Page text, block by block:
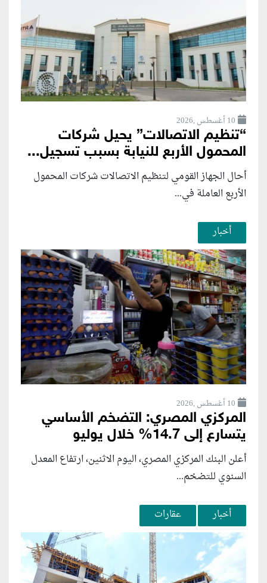
10 أغسطس ,2026
“تنظيم الاتصالات” يحيل شركات
المحمول الأربع للنيابة بسبب تسجيل...
أحال الجهاز القومي لتنظيم الاتصالات شركات المحمول
الأربع العاملة في...
أخبار
10 أغسطس ,2026
المركزي المصري: التضخم الأساسي
يتسارع إلى 14.7% خلال يوليو
أعلن البنك المركزي المصري، اليوم الاثنين، ارتفاع المعدل
السنوي للتضخم...
أخبار عقارات